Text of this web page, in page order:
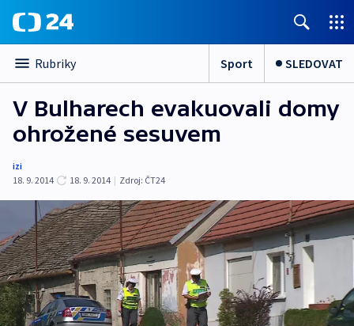
Rubriky Sport SLEDOVAT
V Bulharech evakuovali domy
ohrožené sesuvem
izi
18. 9. 2014
18. 9. 2014 | Zdroj: ČT24